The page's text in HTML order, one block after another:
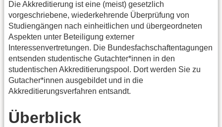
Die Akkreditierung ist eine (meist) gesetzlich
vorgeschriebene, wiederkehrende Überprüfung von
Studiengängen nach einheitlichen und übergeordneten
Aspekten unter Beteiligung externer
Interessenvertretungen. Die Bundesfachschaftentagungen
entsenden studentische Gutachter*innen in den
studentischen Akkreditierungspool. Dort werden Sie zu
Gutacher*innen ausgebildet und in die
Akkreditierungsverfahren entsandt.
Überblick